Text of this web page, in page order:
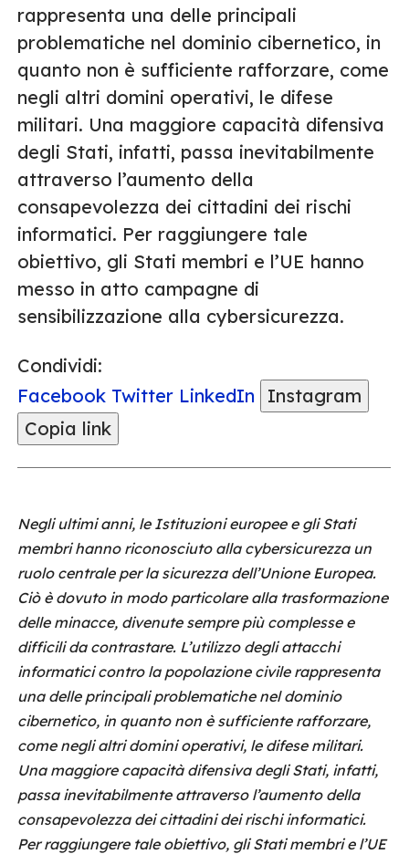
rappresenta una delle principali
problematiche nel dominio cibernetico, in
quanto non è sufficiente rafforzare, come
negli altri domini operativi, le difese
militari. Una maggiore capacità difensiva
degli Stati, infatti, passa inevitabilmente
attraverso l’aumento della
consapevolezza dei cittadini dei rischi
informatici. Per raggiungere tale
obiettivo, gli Stati membri e l’UE hanno
messo in atto campagne di
sensibilizzazione alla cybersicurezza.
Condividi:
Facebook Twitter LinkedIn
Instagram
Copia link
Negli ultimi anni, le Istituzioni europee e gli Stati
membri hanno riconosciuto alla cybersicurezza un
ruolo centrale per la sicurezza dell’Unione Europea.
Ciò è dovuto in modo particolare alla trasformazione
delle minacce, divenute sempre più complesse e
difficili da contrastare. L’utilizzo degli attacchi
informatici contro la popolazione civile rappresenta
una delle principali problematiche nel dominio
cibernetico, in quanto non è sufficiente rafforzare,
come negli altri domini operativi, le difese militari.
Una maggiore capacità difensiva degli Stati, infatti,
passa inevitabilmente attraverso l’aumento della
consapevolezza dei cittadini dei rischi informatici.
Per raggiungere tale obiettivo, gli Stati membri e l’UE